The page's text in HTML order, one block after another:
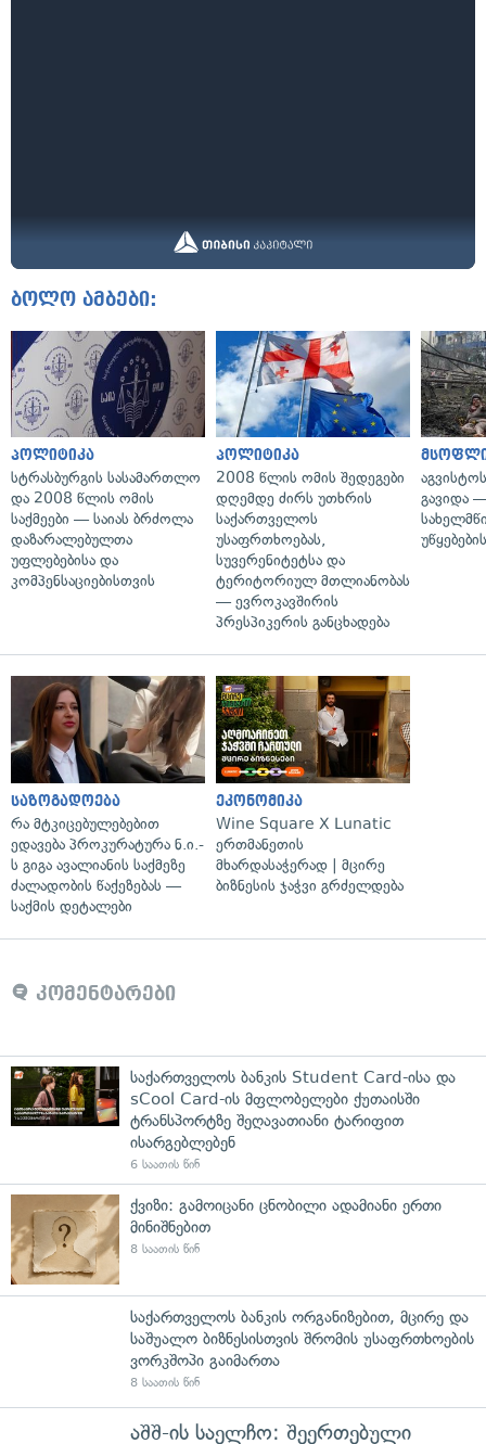
ბოლო ამბები:
პოლიტიკა
სტრასბურგის სასამართლო
და 2008 წლის ომის
საქმეები — საიას ბრძოლა
დაზარალებულთა
უფლებებისა და
კომპენსაციებისთვის
პოლიტიკა
2008 წლის ომის შედეგები
დღემდე ძირს უთხრის
საქართველოს
უსაფრთხოებას,
სუვერენიტეტსა და
ტერიტორიულ მთლიანობას
— ევროკავშირის
პრესპიკერის განცხადება
გავიდა
საზოგადოება
რა მტკიცებულებებით
ედავება პროკურატურა ნ.ი.-
ს გიგა ავალიანის საქმეზე
ძალადობის წაქეზებას —
საქმის დეტალები
ეკონომიკა
Wine Square X Lunatic
ერთმანეთის
მხარდასაჭერად | მცირე
ბიზნესის ჯაჭვი გრძელდება
კომენტარები
საქართველოს ბანკის Student Card-ისა და
sCool Card-ის მფლობელები ქუთაისში
ტრანსპორტზე შეღავათიანი ტარიფით
ისარგებლებენ
6 საათის წინ
ქვიზი: გამოიცანი ცნობილი ადამიანი ერთი
მინიშნებით
8 საათის წინ
საქართველოს ბანკის ორგანიზებით, მცირე და
საშუალო ბიზნესისთვის შრომის უსაფრთხოების
ვორკშოპი გაიმართა
8 საათის წინ
აშშ-ის საელჩო: შეერთებული